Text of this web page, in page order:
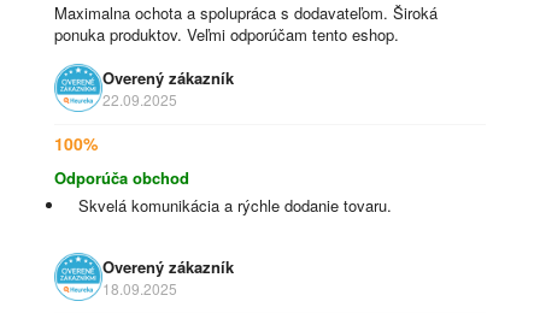
Maximalna ochota a spolupráca s dodavateľom. Široká
ponuka produktov. Veľmi odporúčam tento eshop.
Overený zákazník
22.09.2025
100%
Odporúča obchod
Skvelá komunikácia a rýchle dodanie tovaru.
Overený zákazník
18.09.2025